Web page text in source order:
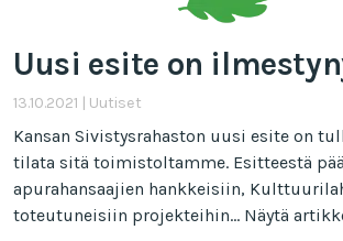
Uusi esite on
13.10.2021 | Uutiset
Kansan Sivistysrahaston uusi esite on
tilata sitä toimistoltamme. Esitteestä
apurahansaajien hankkeisiin,
toteutuneisiin projekteihin... Näytä